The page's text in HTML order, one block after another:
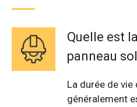
Quelle est
panneau
La durée de
généralement